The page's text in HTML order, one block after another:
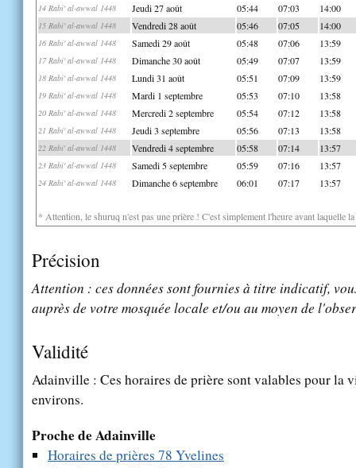
14 Rabi' al-awwal 1448 Jeudi 27 août 05:44 07:03 14:00
15 Rabi' al-awwal 1448 Vendredi 28 août 05:46 07:05 14:00
16 Rabi' al-awwal 1448 Samedi 29 août 05:48 07:06 13:59
17 Rabi' al-awwal 1448 Dimanche 30 août 05:49 07:07 13:59
18 Rabi' al-awwal 1448 Lundi 31 août 05:51 07:09 13:59
19 Rabi' al-awwal 1448 Mardi 1 septembre 05:53 07:10 13:58
20 Rabi' al-awwal 1448 Mercredi 2 septembre 05:54 07:12 13:58
21 Rabi' al-awwal 1448 Jeudi 3 septembre 05:56 07:13 13:58
22 Rabi' al-awwal 1448 Vendredi 4 septembre 05:58 07:14 13:57
23 Rabi' al-awwal 1448 Samedi 5 septembre 05:59 07:16 13:57
24 Rabi' al-awwal 1448 Dimanche 6 septembre 06:01 07:17 13:57
* Attention, le shuruq n'est pas une prière ! C'est simplement l'heure avant laquelle
Précision
Attention : ces données sont fournies à titre indicatif,
auprès de votre mosquée locale et/ou au moyen de
Validité
Adainville : Ces horaires de prière sont valables pour la
environs.
Proche de Adainville
Horaires de prières 78 Yvelines